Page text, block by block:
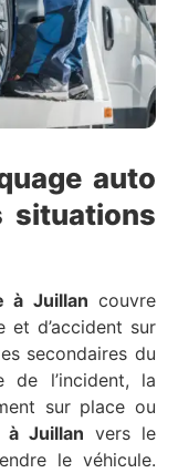
auto
situations
à Juillan couvre
et d’accident sur
secondaires du
de l’incident, la
sur place ou
à Juillan vers le
le véhicule.